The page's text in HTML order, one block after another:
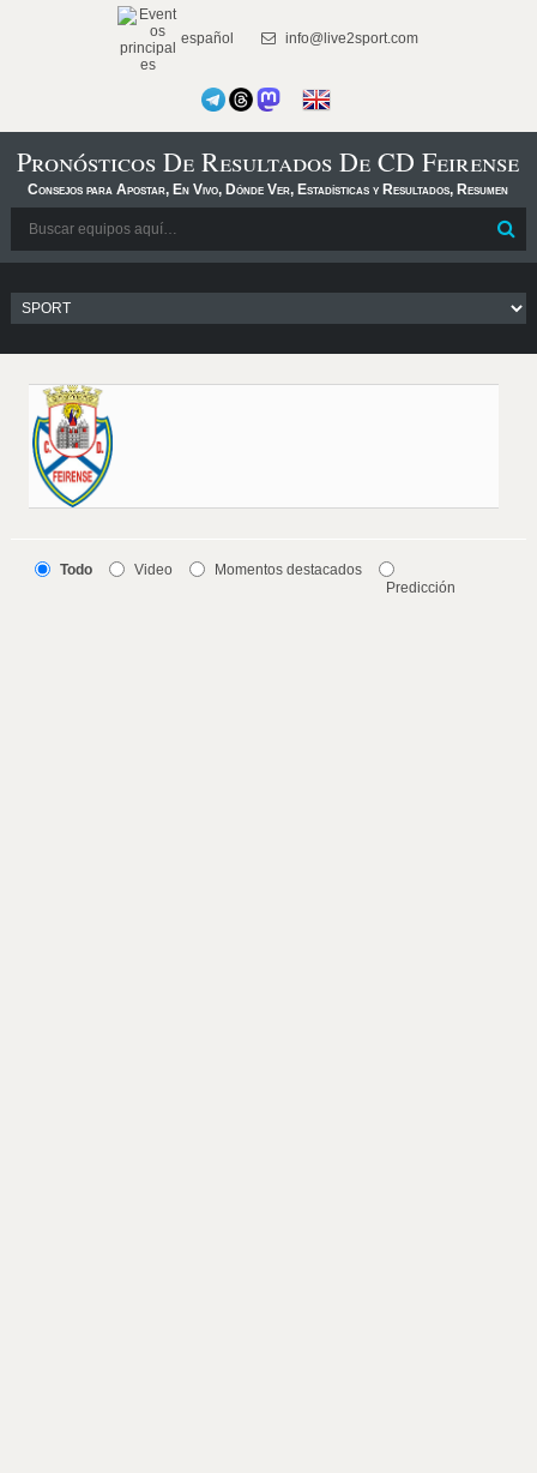
español info@live2sport.com
Pronósticos De Resultados De CD Feirense
Consejos para Apostar, En Vivo, Dónde Ver, Estadísticas y Resultados, Resumen
Todo Video
Momentos destacados
Predicción